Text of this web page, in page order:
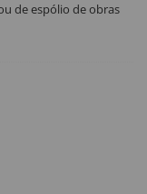
de espólio de obras